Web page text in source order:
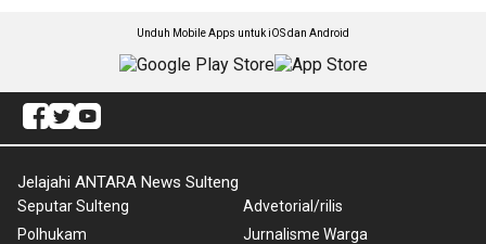
Unduh Mobile Apps untuk iOS dan Android
Jelajahi ANTARA News Sulteng
Seputar Sulteng
Polhukam
Advetorial/rilis
Jurnalisme Warga